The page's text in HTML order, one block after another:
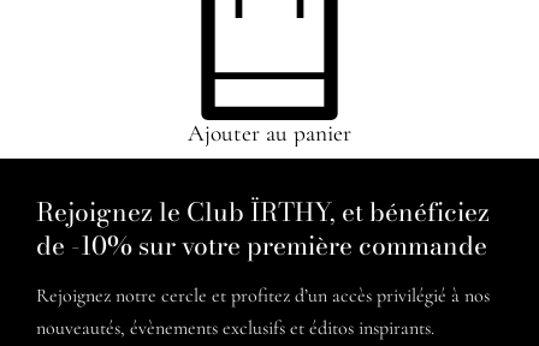
Ajouter au panier
Rejoignez le Club ÏRTHY, et bénéficiez
de -10% sur votre première commande
Rejoignez notre cercle et profitez d’un accès privilégié à nos
nouveautés, évènements exclusifs et éditos inspirants.